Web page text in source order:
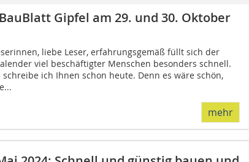
Gipfel am 29. und 30. Oktober
liebe Leser, erfahrungsgemäß füllt sich der
viel beschäftigter Menschen besonders schnell.
schreibe ich Ihnen schon heute. Denn es wäre schön,
mehr